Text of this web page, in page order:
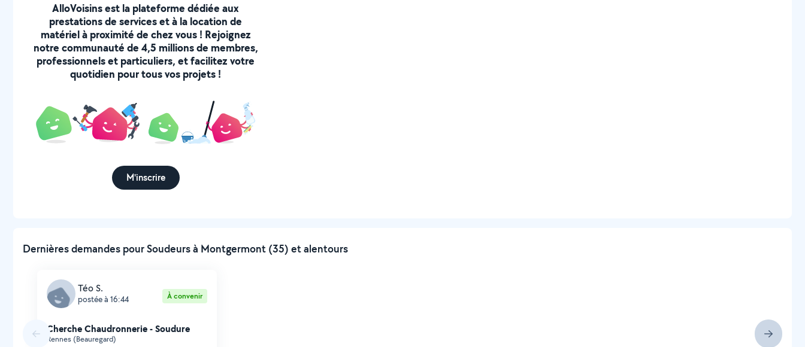
AlloVoisins est la plateforme dédiée aux
prestations de services et à la location de
matériel à proximité de chez vous ! Rejoignez
notre communauté de 4,5 millions de membres,
professionnels et particuliers, et facilitez votre
quotidien pour tous vos projets !
M'inscrire
Dernières demandes pour Soudeurs à Montgermont (35) et alentours
Téo S.
postée à 16:44 À convenir
Cherche Chaudronnerie - Soudure
Rennes (Beauregard)